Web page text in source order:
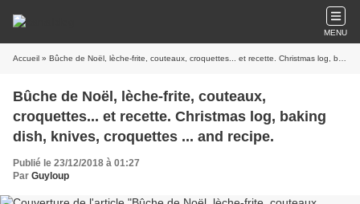
MENU
Accueil » Bûche de Noël, lèche-frite, couteaux, croquettes... et recette. Christmas log, baking dish, knives, croquettes ... and recipe.
Bûche de Noël, lèche-frite, couteaux,
croquettes... et recette. Christmas log, baking
dish, knives, croquettes ... and recipe.
Publié le 23/12/2018 à 01:27
Par Guyloup